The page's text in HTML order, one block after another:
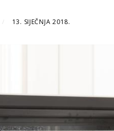
13. SIJEČNJA 2018.